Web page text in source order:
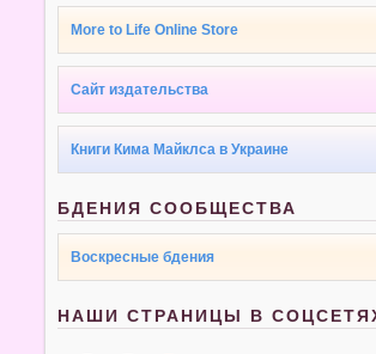
More to Life Online Store
Сайт издательства
Книги Кима Майклса в Украине
БДЕНИЯ СООБЩЕСТВА
Воскресные бдения
НАШИ СТРАНИЦЫ В